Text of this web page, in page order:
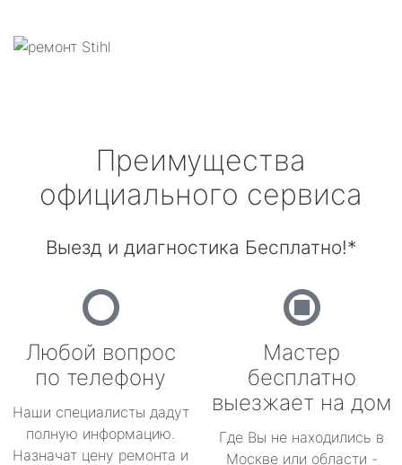
Преимущества
официального сервиса
Выезд и диагностика Бесплатно!*
Любой вопрос
по телефону
Наши специалисты дадут
полную информацию.
Назначат цену ремонта и
Мастер
бесплатно
выезжает на дом
Где Вы не находились в
Москве или области -